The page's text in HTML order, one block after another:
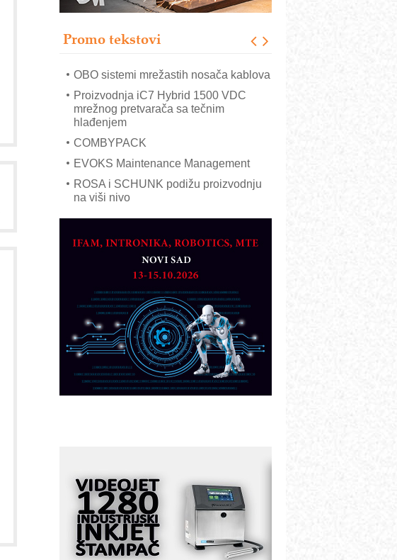
Promo tekstovi
– Pametna signalizacija za efikasnije
Mitutoyo Crysta-Apex V PLUS: Nova
OBO sistemi mrežastih nosača kablova
Proizvodnja iC7 Hybrid 1500 VDC
mrežnog pretvarača sa tečnim
hlađenjem
COMBYPACK
EVOKS Maintenance Management
ROSA i SCHUNK podižu proizvodnju
na viši nivo
Detekcija različitih oblika
MAREX - Lim i mašine za savremena
rešenja
Marcom-plast d.o.o.- vaš pouzdan
CTO - Prilagodite svoju toplinsku
obradu!
Razvoj asortimanskog pravca MINI-
PLC AKYTEC
AUKOM: Svetski standard metrologije
dostupan u Srbiji
Fleksibilno stezanje i brzo
podešavanje u proizvodnji prototipova
KIP KOP – napredna rešenja za
savremene industrijske i logističke
objekte